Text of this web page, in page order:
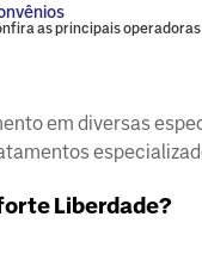
as principais operadoras
em diversas
Liberdade?